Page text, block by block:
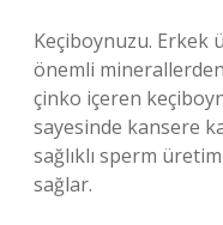
Keçiboynuzu. Erkek
önemli
çinko içeren
sayesinde kansere
sağlıklı sperm
sağlar.